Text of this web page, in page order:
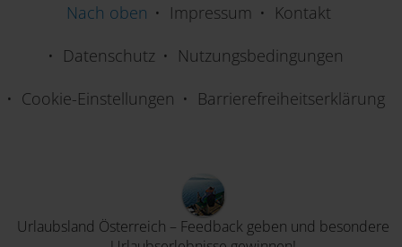
Nach oben Impressum
Kontakt
Datenschutz
Nutzungsbedingungen
Cookie-Einstellungen
Barrierefreiheitserklärung
Urlaubsland Österreich – Feedback geben und besondere